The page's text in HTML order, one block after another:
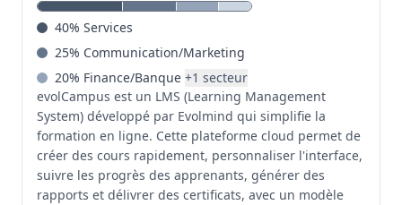
40% Services
25% Communication/Marketing
20% Finance/Banque +1 secteur
evolCampus est un LMS (Learning Management
System) développé par Evolmind qui simplifie la
formation en ligne. Cette plateforme cloud permet de
créer des cours rapidement, personnaliser l'interface,
suivre les progrès des apprenants, générer des
rapports et délivrer des certificats, avec un modèle